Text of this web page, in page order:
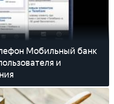
Мобильный банк
и